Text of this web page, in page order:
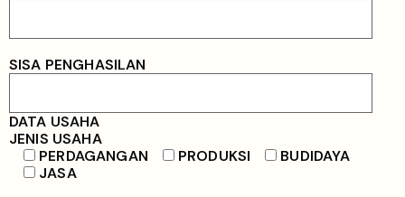
SISA PENGHASILAN
DATA USAHA
JENIS USAHA
PERDAGANGAN
PRODUKSI
BUDIDAYA
JASA